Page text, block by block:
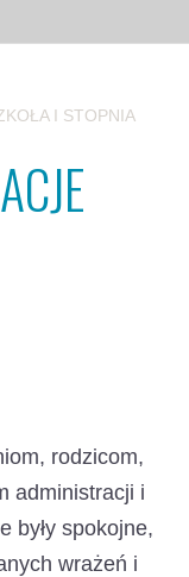
I STOPNIA
rodzicom,
administracji i
były spokojne,
wrażeń i